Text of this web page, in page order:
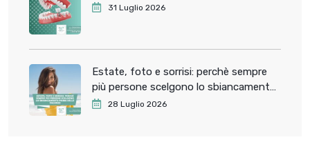
31 Luglio 2026
Estate, foto e sorrisi: perchè sempre
più persone scelgono lo sbiancamento
dentale prima delle vacanze
28 Luglio 2026